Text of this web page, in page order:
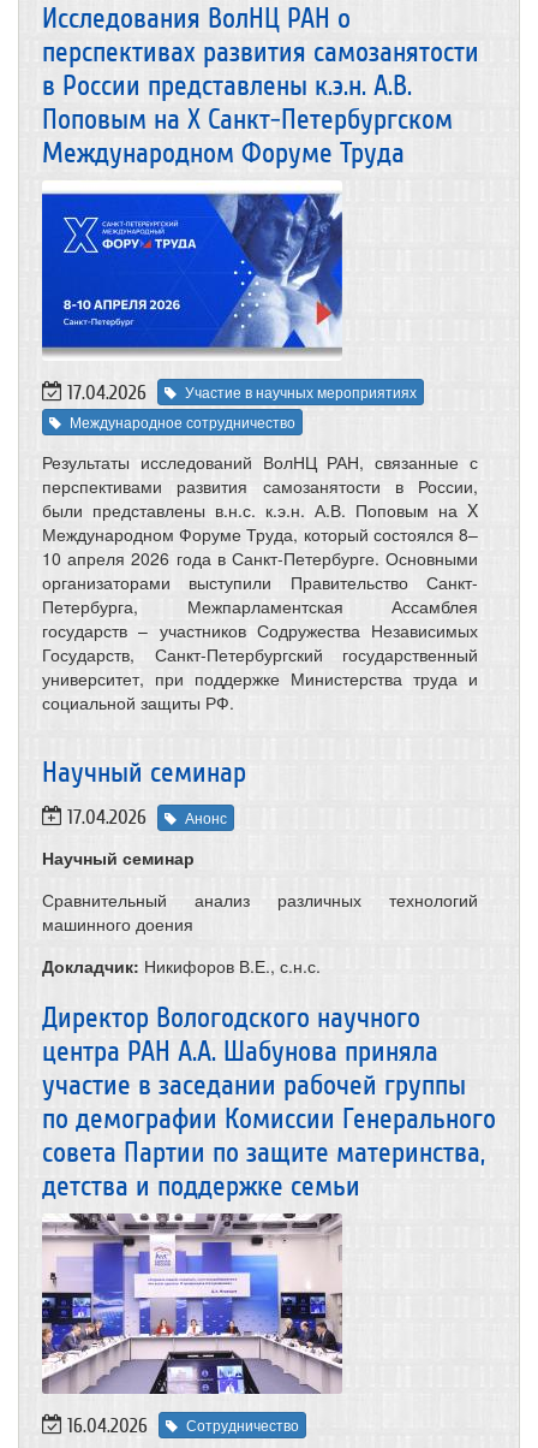
Исследования ВолНЦ РАН о
перспективах развития самозанятости
в России представлены к.э.н. А.В.
Поповым на X Санкт-Петербургском
Международном Форуме Труда
17.04.2026
Участие в научных мероприятиях
Международное сотрудничество
Результаты исследований ВолНЦ РАН, связанные с
перспективами развития самозанятости в России,
были представлены в.н.с. к.э.н. А.В. Поповым на X
Международном Форуме Труда, который состоялся 8–
10 апреля 2026 года в Санкт-Петербурге. Основными
организаторами выступили Правительство Санкт-
Петербурга, Межпарламентская Ассамблея
государств – участников Содружества Независимых
Государств, Санкт-Петербургский государственный
университет, при поддержке Министерства труда и
социальной защиты РФ.
​Научный семинар
17.04.2026 Анонс
Научный семинар
Сравнительный анализ различных технологий
машинного доения
Докладчик: Никифоров В.Е., с.н.с.
Директор Вологодского научного
центра РАН А.А. Шабунова приняла
участие в заседании рабочей группы
по демографии Комиссии Генерального
совета Партии по защите материнства,
детства и поддержке семьи
16.04.2026 Сотрудничество